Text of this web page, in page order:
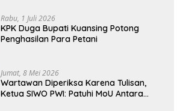
Rabu, 1 Juli 2026
KPK Duga Bupati Kuansing Potong
Penghasilan Para Petani
Jumat, 8 Mei 2026
Wartawan Diperiksa Karena Tulisan,
Ketua SIWO PWI: Patuhi MoU Antara